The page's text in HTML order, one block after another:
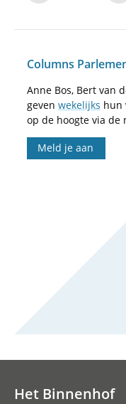
Columns
Anne Bos, Bert van
geven wekelijks hun
op de hoogte via de
Meld je aan
Het Binnenhof